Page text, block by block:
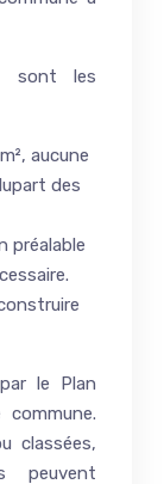
sont les
aucune
des
préalable
le Plan
classées,
peuvent